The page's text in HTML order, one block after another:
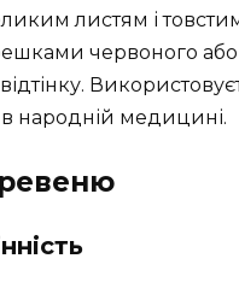
листям і
червоного або
і в народній медицині.